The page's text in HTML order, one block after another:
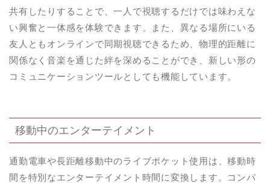
共有したりすることで、一人で視聴するだけでは味わえな
い興奮と一体感を体験できます。また、異なる場所にいる
友人ともオンラインで同期視聴できるため、物理的距離に
関係なく音楽を通じた絆を深めることができ、新しい形の
コミュニケーションツールとしても機能しています。
移動中のエンターテイメント
通勤電車や長距離移動中のライブポケット使用は、移動時
間を特別なエンターテイメント時間に変換します。コンパ